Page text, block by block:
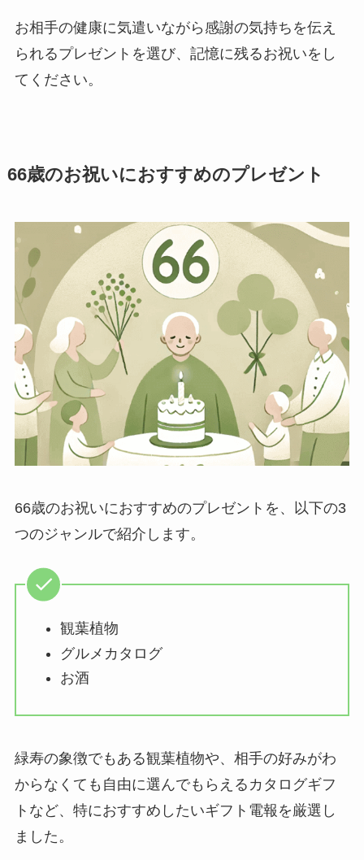
お相手の健康に気遣いながら感謝の気持ちを伝え
られるプレゼントを選び、記憶に残るお祝いをし
てください。
66歳のお祝いにおすすめのプレゼント
66歳のお祝いにおすすめのプレゼントを、以下の3
つのジャンルで紹介します。
観葉植物
グルメカタログ
お酒
緑寿の象徴でもある観葉植物や、相手の好みがわ
からなくても自由に選んでもらえるカタログギフ
トなど、特におすすめしたいギフト電報を厳選し
ました。